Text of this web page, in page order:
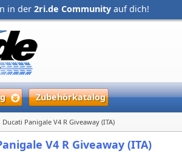
in der 2ri.de Community auf dich!
Zubehörkatalog
Ducati Panigale V4 R Giveaway (ITA)
V4 R Giveaway (ITA)